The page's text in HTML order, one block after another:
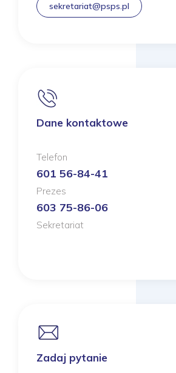
sekretariat@psps.pl
Dane kontaktowe
Telefon
601 56-84-41
Prezes
603 75-86-06
Sekretariat
Zadaj pytanie